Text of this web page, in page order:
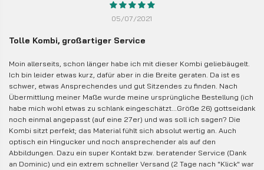
05/07/2021
Tolle Kombi, großartiger Service
Moin allerseits, schon länger habe ich mit dieser Kombi geliebäugelt.
Ich bin leider etwas kurz, dafür aber in die Breite geraten. Da ist es
schwer, etwas Ansprechendes und gut Sitzendes zu finden. Nach
Übermittlung meiner Maße wurde meine ursprüngliche Bestellung (ich
habe mich wohl etwas zu schlank eingeschätzt...Größe 26) gottseidank
noch einmal angepasst (auf eine 27er) und was soll ich sagen? Die
Kombi sitzt perfekt; das Material fühlt sich absolut wertig an. Auch
optisch ein Hingucker und noch ansprechender als auf den
Abbildungen. Dazu ein super Kontakt bzw. beratender Service (Dank
an Dominic) und ein extrem schneller Versand (2 Tage nach "Klick" war